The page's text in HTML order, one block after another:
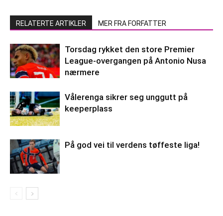
RELATERTE ARTIKLER MER FRA FORFATTER
Torsdag rykket den store Premier
League-overgangen på Antonio Nusa
nærmere
Vålerenga sikrer seg unggutt på
keeperplass
På god vei til verdens tøffeste liga!